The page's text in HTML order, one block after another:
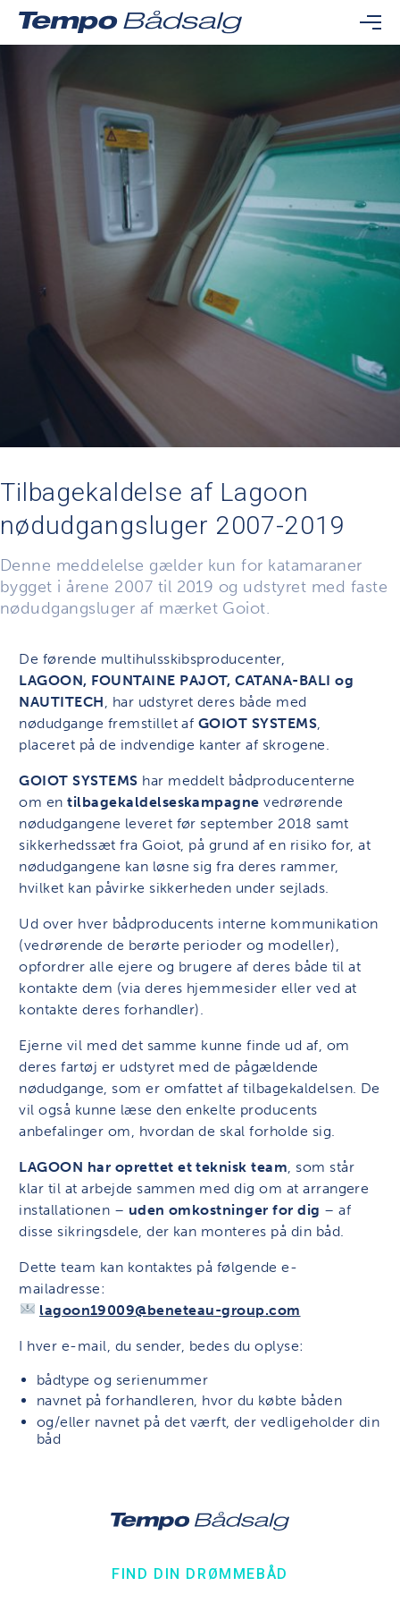
Tilbagekaldelse af Lagoon
nødudgangsluger 2007-2019
Denne meddelelse gælder kun for katamaraner
bygget i årene 2007 til 2019 og udstyret med faste
nødudgangsluger af mærket Goiot.
De førende multihulsskibsproducenter,
LAGOON, FOUNTAINE PAJOT, CATANA-BALI og
NAUTITECH , har udstyret deres både med
nødudgange fremstillet af GOIOT SYSTEMS
placeret på de indvendige kanter af skrogene.
GOIOT SYSTEMS har meddelt bådproducenterne
om entilbagekaldelseskampagne vedrørende
nødudgangene leveret før september 2018 samt
sikkerhedssæt fra Goiot, på grund af en risiko for, at
nødudgangene kan løsne sig fra deres rammer,
hvilket kan påvirke sikkerheden under sejlads.
Ud over hver bådproducents interne kommunikation
(vedrørende de berørte perioder og modeller),
opfordrer alle ejere og brugere af deres både til at
kontakte dem (via deres hjemmesider eller ved at
kontakte deres forhandler).
Ejerne vil med det samme kunne finde ud af, om
deres fartøj er udstyret med de pågældende
nødudgange, som er omfattet af tilbagekaldelsen. De
vil også kunne læse den enkelte producents
anbefalinger om, hvordan de skal forholde sig.
LAGOON har oprettet et teknisk team , som står
klar til at arbejde sammen med dig om at arrangere
installationen – uden omkostninger for dig – af
disse sikringsdele, der kan monteres på din båd.
Dette team kan kontaktes på følgende e-
mailadresse:
lagoon19009@beneteau-group.com
I hver e-mail, du sender, bedes du oplyse:
bådtype og serienummer
navnet på forhandleren, hvor du købte båden
og/eller navnet på det værft, der vedligeholder din
båd
FIND DIN DRØMMEBÅD